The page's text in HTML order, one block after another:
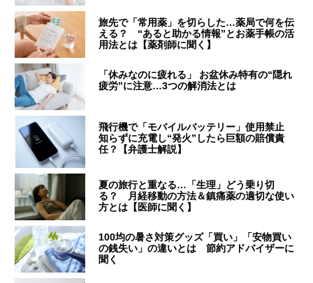
旅先で「常用薬」を切らした…薬局で何を伝
える？ “あると助かる情報”とお薬手帳の活
用法とは【薬剤師に聞く】
「休みなのに疲れる」 お盆休み特有の“隠れ
疲労”に注意…3つの解消法とは
飛行機で「モバイルバッテリー」使用禁止
知らずに充電し“発火”したら巨額の賠償責
任？【弁護士解説】
夏の旅行と重なる…「生理」どう乗り切
る？ 月経移動の方法＆鎮痛薬の適切な使い
方とは【医師に聞く】
100均の暑さ対策グッズ「買い」「安物買い
の銭失い」の違いとは 節約アドバイザーに
聞く